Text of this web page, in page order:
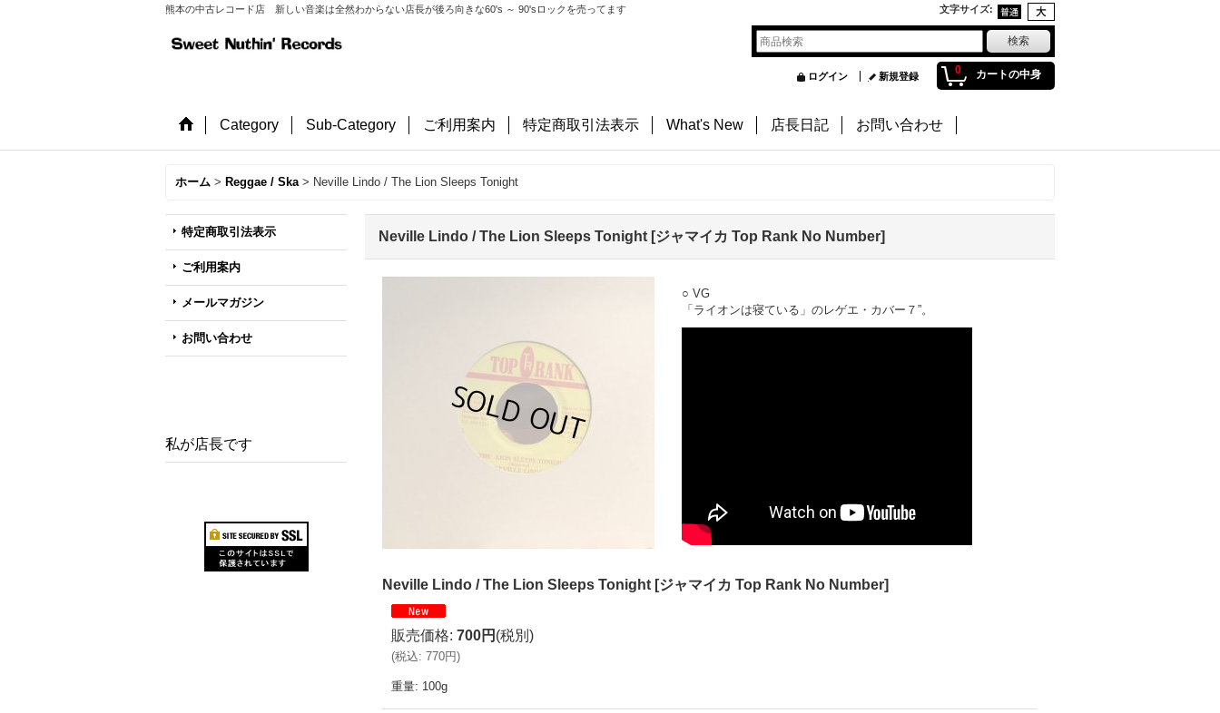
熊本の中古レコード店 新しい音楽は全然わからない店長が後ろ向きな60's ～ 90'sロックを売ってます 文字サイズ:
0 カートの中身
ログイン 新規登録
Category Sub-Category ご利用案内 特定商取引法表示 What's New 店長日記 お問い合わせ
ホーム > Reggae / Ska > Neville Lindo / The Lion Sleeps Tonight
特定商取引法表示
ご利用案内
メールマガジン
お問い合わせ
私が店長です
Neville Lindo / The Lion Sleeps Tonight [ジャマイカ Top Rank No Number]
○ VG
「ライオンは寝ている」のレゲエ・カバー７”。
Neville Lindo / The Lion Sleeps Tonight [ジャマイカ Top Rank No Number]
販売価格: 700円 (税別)
(税込: 770円)
重量: 100g